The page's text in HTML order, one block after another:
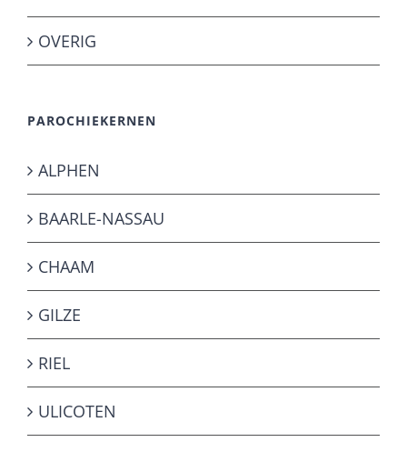
OVERIG
PAROCHIEKERNEN
ALPHEN
BAARLE-NASSAU
CHAAM
GILZE
RIEL
ULICOTEN